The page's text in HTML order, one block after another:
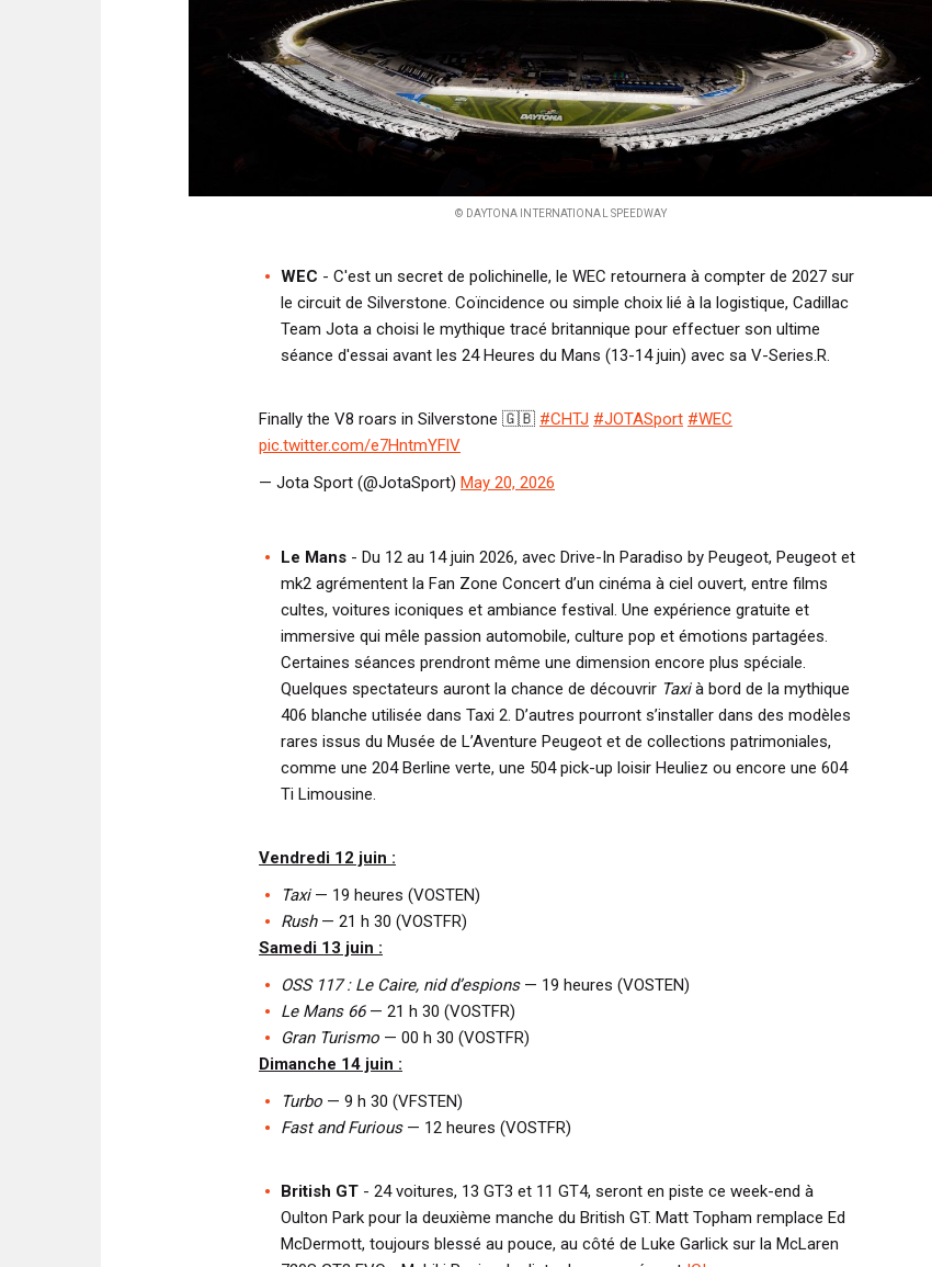
© DAYTONA INTERNATIONAL SPEEDWAY
WEC - C'est un secret de polichinelle, le WEC retournera à compter de 2027 sur
le circuit de Silverstone. Coïncidence ou simple choix lié à la logistique, Cadillac
Team Jota a choisi le mythique tracé britannique pour effectuer son ultime
séance d'essai avant les 24 Heures du Mans (13-14 juin) avec sa V-Series.R.
Finally the V8 roars in Silverstone 🇬🇧 #CHTJ #JOTASport #WEC
pic.twitter.com/e7HntmYFlV
— Jota Sport (@JotaSport) May 20, 2026
Le Mans - Du 12 au 14 juin 2026, avec Drive-In Paradiso by Peugeot, Peugeot et
mk2 agrémentent la Fan Zone Concert d’un cinéma à ciel ouvert, entre films
cultes, voitures iconiques et ambiance festival. Une expérience gratuite et
immersive qui mêle passion automobile, culture pop et émotions partagées.
Certaines séances prendront même une dimension encore plus spéciale.
Quelques spectateurs auront la chance de découvrir Taxi à bord de la mythique
406 blanche utilisée dans Taxi 2. D’autres pourront s’installer dans des modèles
rares issus du Musée de L’Aventure Peugeot et de collections patrimoniales,
comme une 204 Berline verte, une 504 pick-up loisir Heuliez ou encore une 604
Ti Limousine.
Vendredi 12 juin :
Taxi— 19 heures (VOSTEN)
Rush— 21 h 30 (VOSTFR)
Samedi 13 juin :
OSS 117 : Le Caire, nid d’espions— 19 heures (VOSTEN)
Le Mans 66— 21 h 30 (VOSTFR)
Gran Turismo — 00 h 30 (VOSTFR)
Dimanche 14 juin :
Turbo — 9 h 30 (VFSTEN)
Fast and Furious— 12 heures (VOSTFR)
British GT - 24 voitures, 13 GT3 et 11 GT4, seront en piste ce week-end à
Oulton Park pour la deuxième manche du British GT. Matt Topham remplace Ed
McDermott, toujours blessé au pouce, au côté de Luke Garlick sur la McLaren